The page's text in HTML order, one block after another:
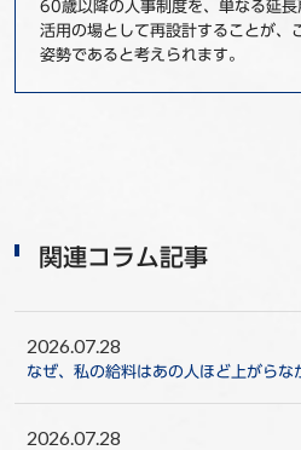
60歳以降の人事制度を、単なる延
活用の場として再設計することが、
姿勢であると考えられます。
関連コラム記事
2026.07.28
なぜ、私の給料はあの人ほど上がらな
2026.07.28